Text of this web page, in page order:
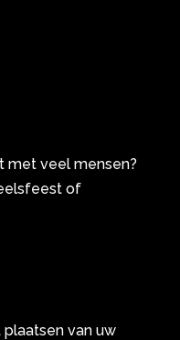
met veel mensen?
of
van uw